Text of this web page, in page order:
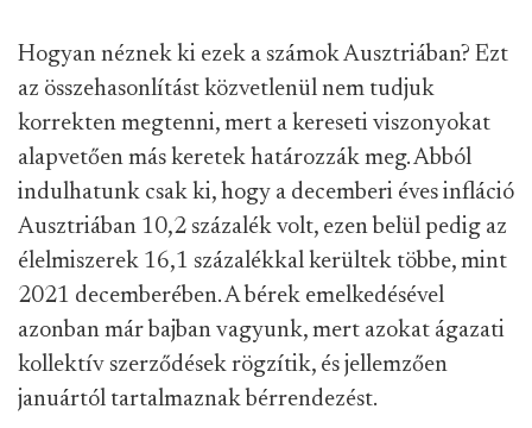
Hogyan néznek ki ezek a számok Ausztriában? Ezt
az összehasonlítást közvetlenül nem tudjuk
korrekten megtenni, mert a kereseti viszonyokat
alapvetően más keretek határozzák meg. Abból
indulhatunk csak ki, hogy a decemberi éves infláció
Ausztriában 10,2 százalék volt, ezen belül pedig az
élelmiszerek 16,1 százalékkal kerültek többe, mint
2021 decemberében. A bérek emelkedésével
azonban már bajban vagyunk, mert azokat ágazati
kollektív szerződések rögzítik, és jellemzően
januártól tartalmaznak bérrendezést.